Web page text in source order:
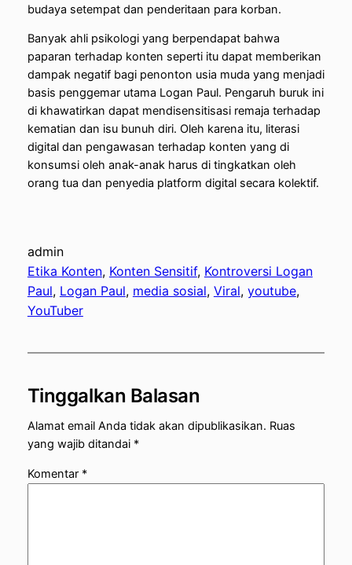
budaya setempat dan penderitaan para korban.
Banyak ahli psikologi yang berpendapat bahwa
paparan terhadap konten seperti itu dapat memberikan
dampak negatif bagi penonton usia muda yang menjadi
basis penggemar utama Logan Paul. Pengaruh buruk ini
di khawatirkan dapat mendisensitisasi remaja terhadap
kematian dan isu bunuh diri. Oleh karena itu, literasi
digital dan pengawasan terhadap konten yang di
konsumsi oleh anak-anak harus di tingkatkan oleh
orang tua dan penyedia platform digital secara kolektif.
admin
Etika Konten, Konten Sensitif, Kontroversi Logan
Paul, Logan Paul, media sosial, Viral, youtube ,
YouTuber
Tinggalkan Balasan
Alamat email Anda tidak akan dipublikasikan. Ruas
yang wajib ditandai *
Komentar *